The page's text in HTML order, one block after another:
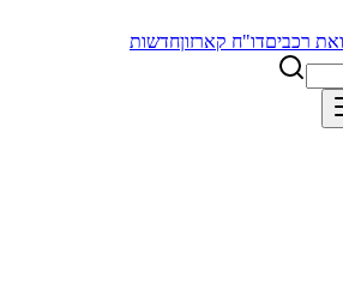
רכביםדו"ח קארזוןחדשות